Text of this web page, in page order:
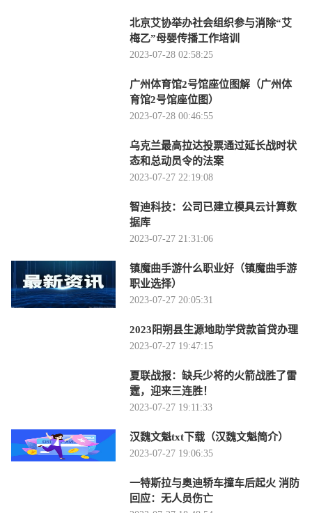
北京艾协举办社会组织参与消除“艾
梅乙”母婴传播工作培训
2023-07-28 02:58:25
广州体育馆2号馆座位图解（广州体
育馆2号馆座位图）
2023-07-28 00:46:55
乌克兰最高拉达投票通过延长战时状
态和总动员令的法案
2023-07-27 22:19:08
智迪科技：公司已建立模具云计算数
据库
2023-07-27 21:31:06
镇魔曲手游什么职业好（镇魔曲手游
职业选择）
2023-07-27 20:05:31
2023阳朔县生源地助学贷款首贷办理
2023-07-27 19:47:15
夏联战报：缺兵少将的火箭战胜了雷
霆，迎来三连胜！
2023-07-27 19:11:33
汉魏文魁txt下载（汉魏文魁简介）
2023-07-27 19:06:35
一特斯拉与奥迪轿车撞车后起火 消防
回应：无人员伤亡